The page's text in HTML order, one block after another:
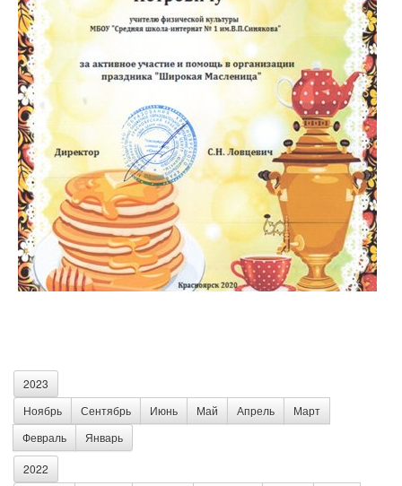
2023
Ноябрь
Сентябрь Июнь Май Апрель
Март
Февраль
Январь
2022